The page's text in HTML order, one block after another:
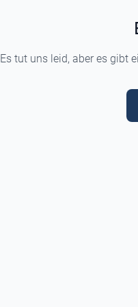
Es tut uns leid, aber es gibt